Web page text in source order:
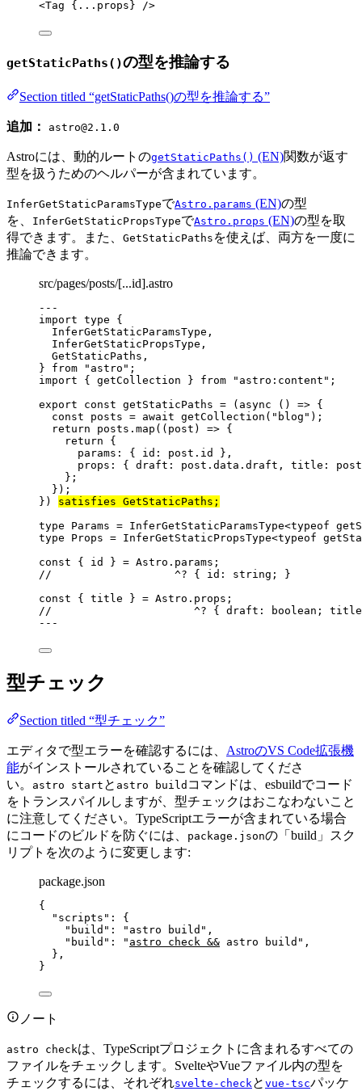
<Tag { ... props } />
getStaticPaths()の型を推論する
Section titled “getStaticPaths()の型を推論する”
追加： astro@2.1.0
Astroには、動的ルートのgetStaticPaths() (EN)関数が返す
型を扱うためのヘルパーが含まれています。
InferGetStaticParamsTypeでAstro.params (EN)の型
を、
InferGetStaticPropsTypeでAstro.props (EN)の型を取
得できます。また、 GetStaticPaths を使えば、両方を一度に
推論できます。
src/pages/posts/[...id].astro
---
import type {
InferGetStaticParamsType,
InferGetStaticPropsType,
GetStaticPaths,
} from " astro " ;
import { getCollection } from " astro:content " ;
export const getStaticPaths = ( async ()
=> {
const posts = await getCollection ( " blog " ) ;
return posts . map ( ( post )
=> {
return {
params: { id: post . id
},
props: { draft: post . data . draft , title: post
};
} ) ;
} ) satisfies GetStaticPaths ;
type Params = InferGetStaticParamsType<typeof
type Props = InferGetStaticPropsType<typeof
const { id } = Astro . params ;
//                   ^? { id: string; }
const { title } = Astro . props ;
//                      ^? { draft: boolean;
---
型チェック
Section titled “型チェック”
エディタで型エラーを確認するには、 AstroのVS Code拡張機
能がインストールされていることを確認してくださ
い。
astro start と astro build コマンドは、esbuildでコード
をトランスパイルしますが、型チェックはおこなわないこと
に注意してください。TypeScriptエラーが含まれている場合
にコードのビルドを防ぐには、
package.jsonの「build」スク
リプトを次のように変更します:
package.json
{
"scripts" : {
"build" : " astro build " ,
"build" : " astro check && astro build " ,
},
}
ノート
astro checkは、TypeScriptプロジェクトに含まれるすべての
ファイルをチェックします。SvelteやVueファイル内の型を
チェックするには、それぞれsvelte-check と vue-tscパッケ